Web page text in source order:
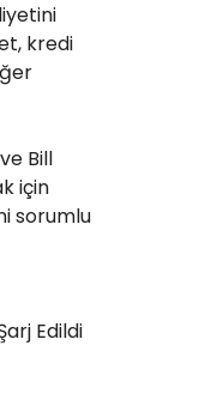
kredi
Bill
için
sorumlu
Edildi